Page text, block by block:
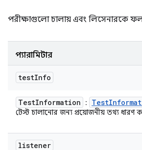
পরীক্ষাগুলো চালায় এবং লিসেনারকে
প্যারামিটার
testInfo
TestInformation : Test
টেস্ট চালানোর জন্য প্রয়োজনীয় তথ্য ধারণ
listener